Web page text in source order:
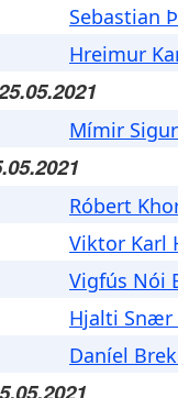
Sebastian
Hreimur
Mímir
Róbert
Viktor Karl
Vigfús Nói
Hjalti Snær
Daníel